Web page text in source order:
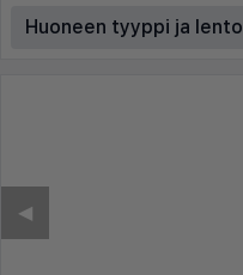
Huoneen tyyppi ja lento
◀︎